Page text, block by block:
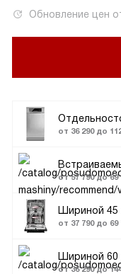
Обновление цен
от 36 290 до
от 57 790 до 69
Шириной 45
от 37 790 до 69
Шириной 60
от 36 290 до